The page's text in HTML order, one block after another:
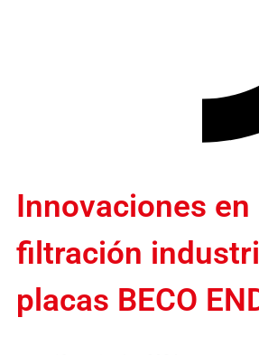
Innovaciones en
filtración
placas BECO